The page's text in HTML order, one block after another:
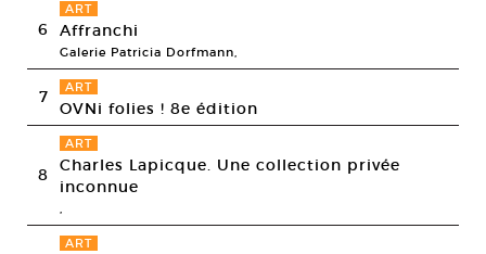
6
ART
Affranchi
Galerie Patricia Dorfmann,
7 ART
OVNi folies ! 8e édition
8
ART
Charles Lapicque. Une collection privée
inconnue
,
ART